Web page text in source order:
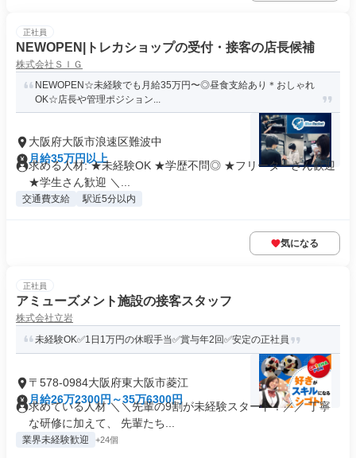
正社員
NEWOPEN|トレカショップの受付・接客の店長候補
株式会社ＳＩＧ
NEWOPEN☆未経験でも月給35万円〜◎昼食支給あり＊おしゃれ
OK☆店長や管理ポジション...
大阪府大阪市浪速区難波中
月給35万円以上
求める人材: ★未経験OK ★学歴不問◎ ★フリーターさん歓迎
★学生さん歓迎 ＼...
交通費支給 駅近5分以内
気になる
正社員
アミューズメント施設の接客スタッフ
株式会社立岩
未経験OK✅1日1万円の休暇手当✅賞与年2回✅安定の正社員
〒578-0984大阪府東大阪市菱江
月給26万2300円～35万6300円
求めている人材 ＼＼先輩の9割が未経験スタート！／／ 丁寧
な研修に加えて、 先輩たち...
業界未経験歓迎 +24個